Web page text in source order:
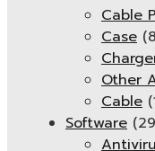
Cable
Case
Other
Cable
Software